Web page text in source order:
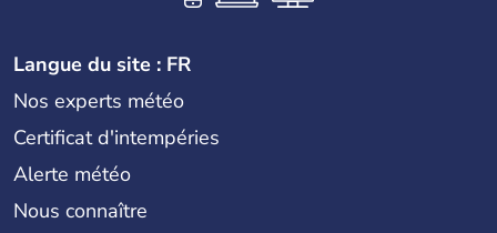
Langue du site : FR
Nos experts météo
Certificat d'intempéries
Alerte météo
Nous connaître